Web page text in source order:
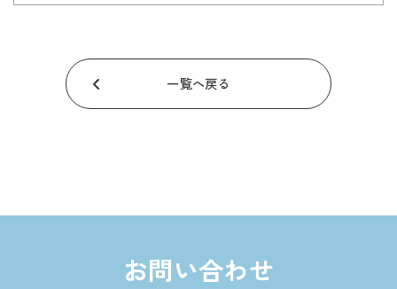
一覧へ戻る
お問い合わせ